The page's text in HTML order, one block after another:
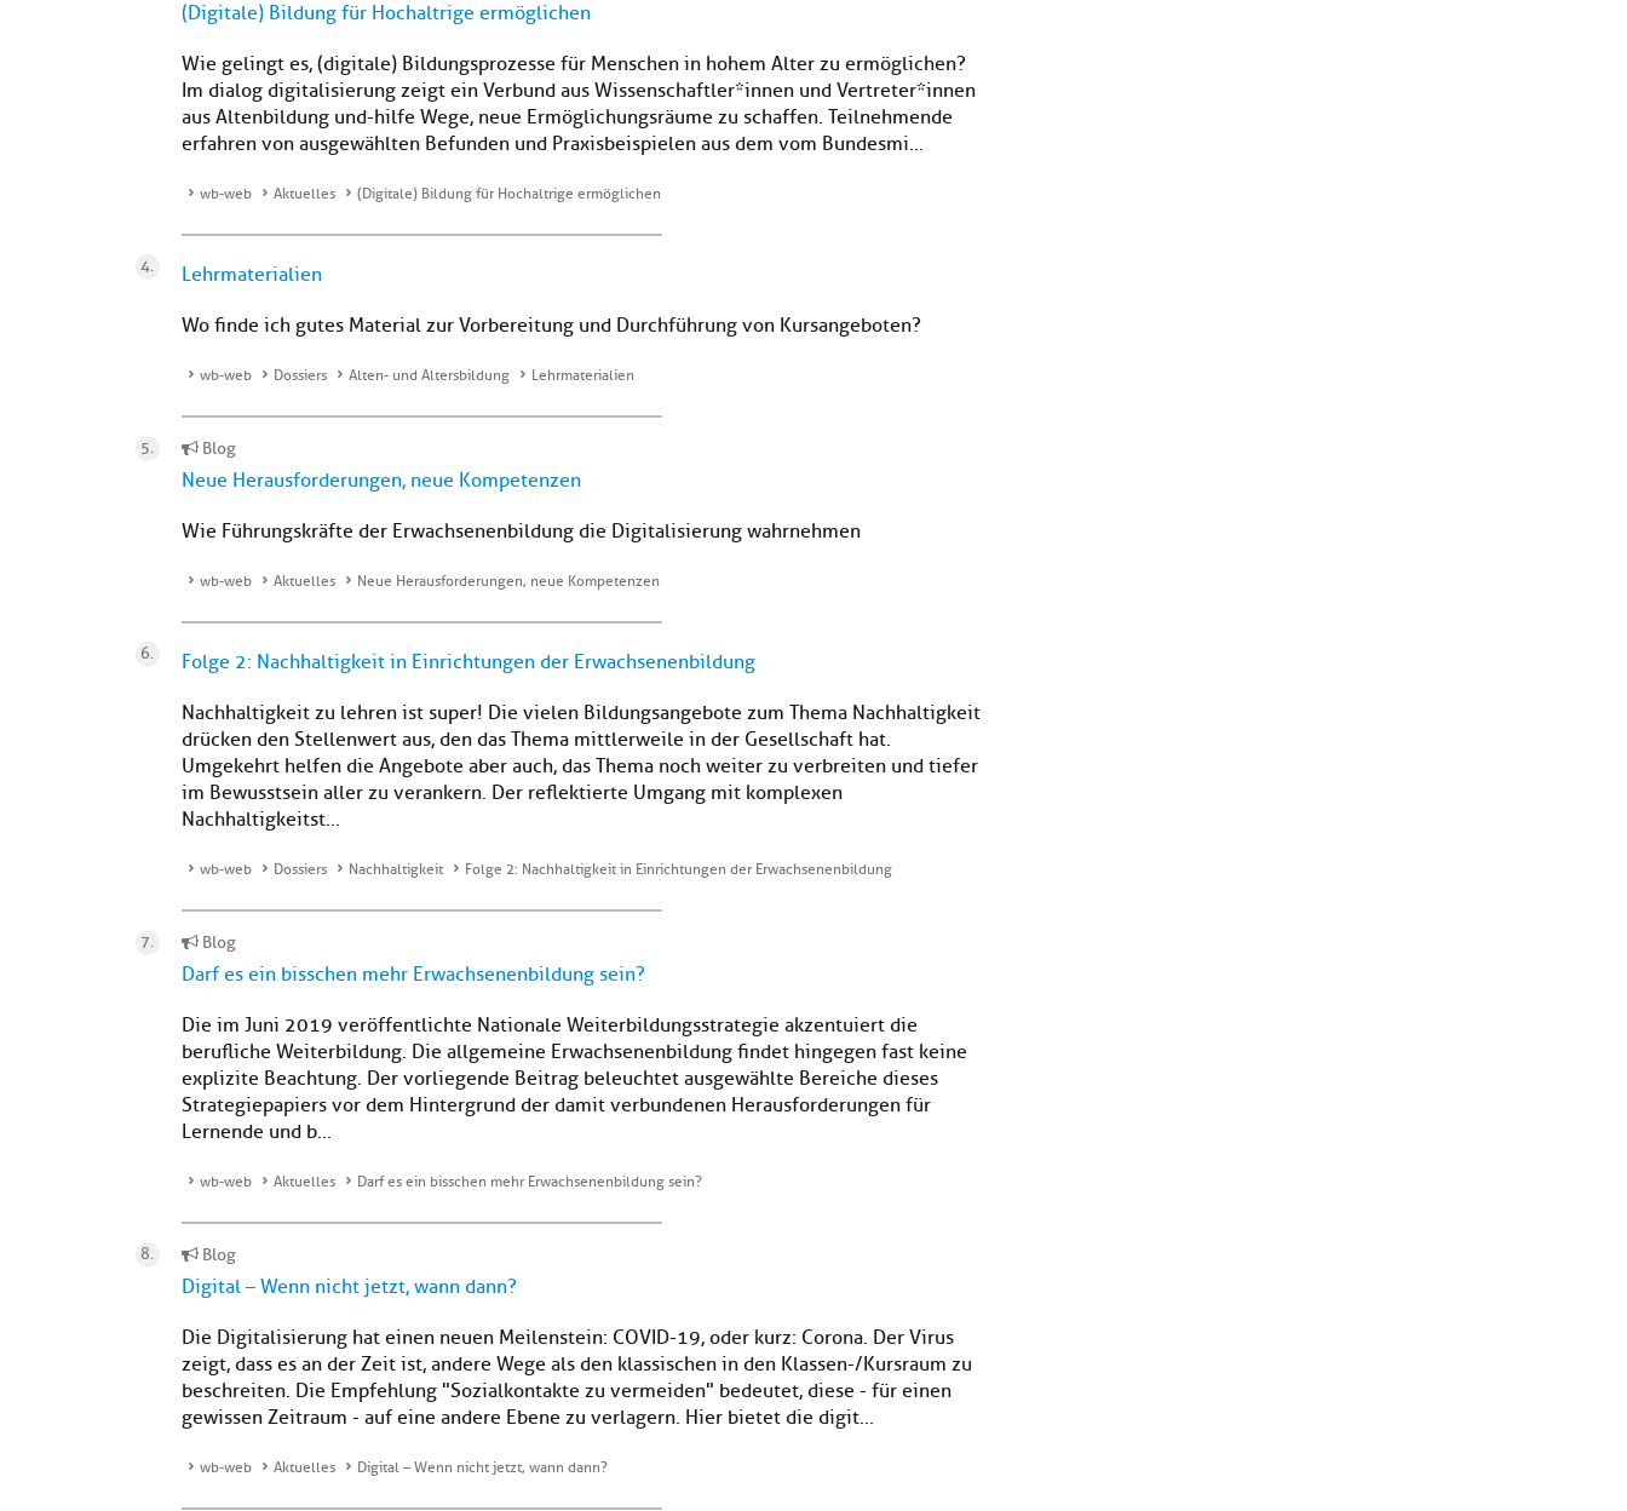
(Digitale) Bildung für Hochaltrige ermöglichen
Wie gelingt es, (digitale) Bildungsprozesse für Menschen in hohem Alter zu ermöglichen?
Im dialog digitalisierung zeigt ein Verbund aus Wissenschaftler*innen und Vertreter*innen
aus Altenbildung und-hilfe Wege, neue Ermöglichungsräume zu schaffen. Teilnehmende
erfahren von ausgewählten Befunden und Praxisbeispielen aus dem vom Bundesmi...
wb-web Aktuelles (Digitale) Bildung für Hochaltrige ermöglichen
Lehrmaterialien
Wo finde ich gutes Material zur Vorbereitung und Durchführung von Kursangeboten?
wb-web Dossiers Alten- und Altersbildung Lehrmaterialien
Blog
Neue Herausforderungen, neue Kompetenzen
Wie Führungskräfte der Erwachsenenbildung die Digitalisierung wahrnehmen
wb-web Aktuelles Neue Herausforderungen, neue Kompetenzen
Folge 2: Nachhaltigkeit in Einrichtungen der Erwachsenenbildung
Nachhaltigkeit zu lehren ist super! Die vielen Bildungsangebote zum Thema Nachhaltigkeit
drücken den Stellenwert aus, den das Thema mittlerweile in der Gesellschaft hat.
Umgekehrt helfen die Angebote aber auch, das Thema noch weiter zu verbreiten und tiefer
im Bewusstsein aller zu verankern. Der reflektierte Umgang mit komplexen
Nachhaltigkeitst...
wb-web Dossiers Nachhaltigkeit Folge 2: Nachhaltigkeit in Einrichtungen der Erwachsenenbildung
Blog
Darf es ein bisschen mehr Erwachsenenbildung sein?
Die im Juni 2019 veröffentlichte Nationale Weiterbildungsstrategie akzentuiert die
berufliche Weiterbildung. Die allgemeine Erwachsenenbildung findet hingegen fast keine
explizite Beachtung. Der vorliegende Beitrag beleuchtet ausgewählte Bereiche dieses
Strategiepapiers vor dem Hintergrund der damit verbundenen Herausforderungen für
Lernende und b...
wb-web Aktuelles Darf es ein bisschen mehr Erwachsenenbildung sein?
Blog
Digital – Wenn nicht jetzt, wann dann?
Die Digitalisierung hat einen neuen Meilenstein: COVID-19, oder kurz: Corona. Der Virus
zeigt, dass es an der Zeit ist, andere Wege als den klassischen in den Klassen-/Kursraum zu
beschreiten. Die Empfehlung "Sozialkontakte zu vermeiden" bedeutet, diese - für einen
gewissen Zeitraum - auf eine andere Ebene zu verlagern. Hier bietet die digit...
wb-web Aktuelles Digital – Wenn nicht jetzt, wann dann?